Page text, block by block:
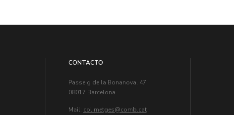
CONTACTO
Passeig de la Bonanova, 47
08017 Barcelona
Mail: col.metges